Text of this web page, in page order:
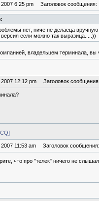
6:25 pm Заголовок сообщения:
нет, ниче не делаеца
если можно так выразица.....))
владельцем терминала, вы
12:12 pm Заголовок
11:53 am Заголовок сообщения:
что про "телек" ничего не